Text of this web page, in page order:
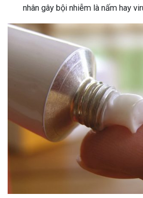
nhân gây bội nhiễm là nấm hay